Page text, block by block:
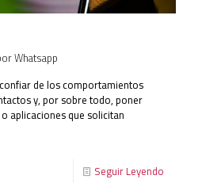
Whatsapp
de los comportamientos
y, por sobre todo, poner
aplicaciones que solicitan
Seguir Leyendo